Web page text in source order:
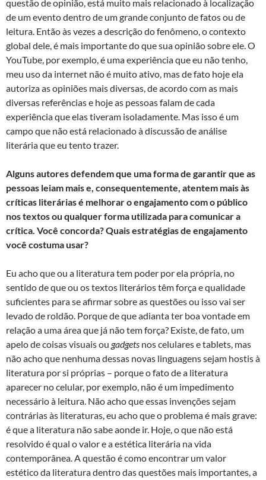
questão de opinião, está muito mais relacionado à localização
de um evento dentro de um grande conjunto de fatos ou de
leitura. Então às vezes a descrição do fenômeno, o contexto
global dele, é mais importante do que sua opinião sobre ele. O
YouTube, por exemplo, é uma experiência que eu não tenho,
meu uso da internet não é muito ativo, mas de fato hoje ela
autoriza as opiniões mais diversas, de acordo com as mais
diversas referências e hoje as pessoas falam de cada
experiência que elas tiveram isoladamente. Mas isso é um
campo que não está relacionado à discussão de análise
literária que eu tento trazer.
Alguns autores defendem que uma forma de garantir que as
pessoas leiam mais e, consequentemente, atentem mais às
críticas literárias é melhorar o engajamento com o público
nos textos ou qualquer forma utilizada para comunicar a
crítica. Você concorda? Quais estratégias de engajamento
você costuma usar?
Eu acho que ou a literatura tem poder por ela própria, no
sentido de que ou os textos literários têm força e qualidade
suficientes para se afirmar sobre as questões ou isso vai ser
levado de roldão. Porque de que adianta ter boa vontade em
relação a uma área que já não tem força? Existe, de fato, um
apelo de coisas visuais ou gadgets nos celulares e tablets, mas
não acho que nenhuma dessas novas linguagens sejam hostis à
literatura por si próprias – porque o fato de a literatura
aparecer no celular, por exemplo, não é um impedimento
necessário à leitura. Não acho que essas invenções sejam
contrárias às literaturas, eu acho que o problema é mais grave:
é que a literatura não sabe aonde ir. Hoje, o que não está
resolvido é qual o valor e a estética literária na vida
contemporânea. A questão é como encontrar um valor
estético da literatura dentro das questões mais importantes, a